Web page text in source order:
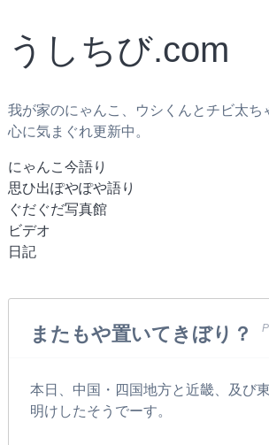
うしちび.com
我が家のにゃんこ、ウシくんとチビ太ち
心に気まぐれ更新中。
にゃんこ今語り
思ひ出ぽやぽや語り
ぐだぐだ写真館
ビデオ
日記
またもや置いてきぼり？
本日、中国・四国地方と近畿、及び
明けしたそうでーす。